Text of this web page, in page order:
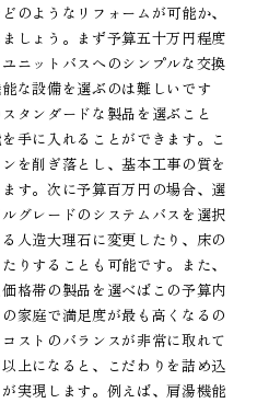
のようなリフォームが可能か、
しょう。まず予算五十万円程度
ニットバスへのシンプルな交換
な設備を選ぶのは難しいです
タンダードな製品を選ぶこと
手に入れることができます。こ
を削ぎ落とし、基本工事の質を
す。次に予算百万円の場合、選
グレードのシステムバスを選択
人造大理石に変更したり、床の
りすることも可能です。また、
格帯の製品を選べばこの予算内
家庭で満足度が最も高くなるの
ストのバランスが非常に取れて
上になると、こだわりを詰め込
実現します。例えば、肩湯機能